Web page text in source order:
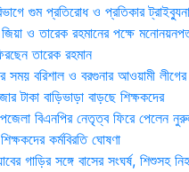
গুম প্রতিরোধ ও প্রতিকার
ও তারেক রহমানের পক্ষে
তারেক রহমান
সময় ব‌রিশাল ও বরগুনার আওয়ামী
টাকা বাড়িভাড়া বাড়ছে শিক্ষকদের
বিএনপির নেতৃত্ব ফিরে পেলেন
কর্মবিরতি ঘোষণা
গাড়ির সঙ্গে বাসের সংঘর্ষ, শিশুসহ